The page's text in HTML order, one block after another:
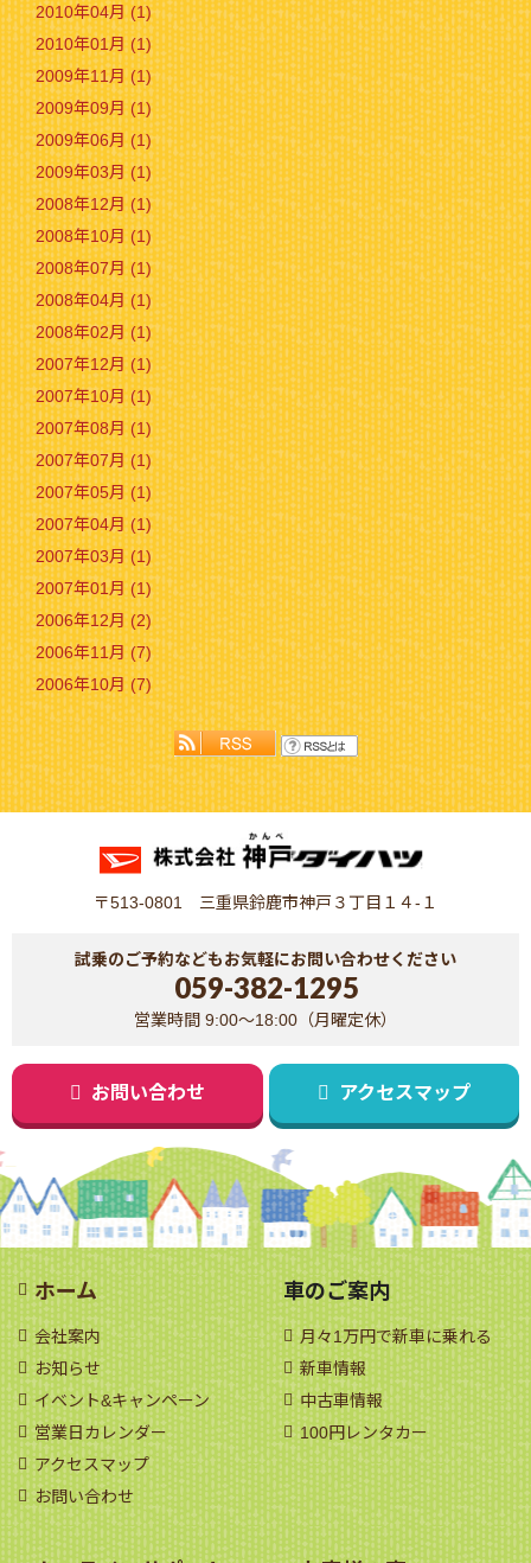
2010年04月 (1)
2010年01月 (1)
2009年11月 (1)
2009年09月 (1)
2009年06月 (1)
2009年03月 (1)
2008年12月 (1)
2008年10月 (1)
2008年07月 (1)
2008年04月 (1)
2008年02月 (1)
2007年12月 (1)
2007年10月 (1)
2007年08月 (1)
2007年07月 (1)
2007年05月 (1)
2007年04月 (1)
2007年03月 (1)
2007年01月 (1)
2006年12月 (2)
2006年11月 (7)
2006年10月 (7)
〒513-0801 三重県鈴鹿市神戸３丁目１４-１
試乗のご予約などもお気軽にお問い合わせください
059-382-1295
営業時間 9:00～18:00（月曜定休）
お問い合わせ アクセスマップ
ホーム
会社案内
お知らせ
イベント&キャンペーン
営業日カレンダー
アクセスマップ
お問い合わせ
車のご案内
月々1万円で新車に乗れる
新車情報
中古車情報
100円レンタカー